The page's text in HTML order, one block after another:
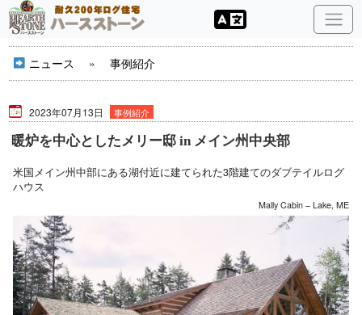
ニュース » 事例紹介
2023年07月13日 事例紹介
暖炉を中心としたメリー邸 in メイン州中央部
米国メイン州中部にある湖付近に建てられた3階建てのダブテイルログ
ハウス
Mally Cabin – Lake, ME